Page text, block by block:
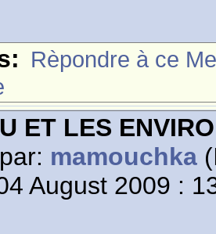
Rèpondre à ce
ET LES
mamouchka
August 2009 :